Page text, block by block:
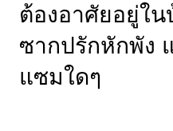
ต้องอาศัยอยู่ใ
ซากปรักหักพัง
แซมใดๆ